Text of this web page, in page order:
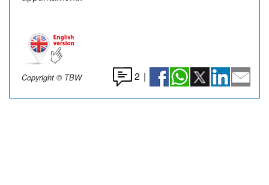
Copyright © TBW 2 |